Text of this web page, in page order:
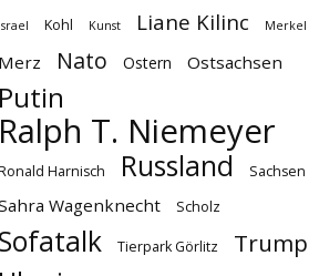
Kohl Kunst Liane Kilinc Merkel
Nato Ostern Ostsachsen
T. Niemeyer
Harnisch Russland Sachsen
Wagenknecht Scholz
Tierpark Görlitz Trump